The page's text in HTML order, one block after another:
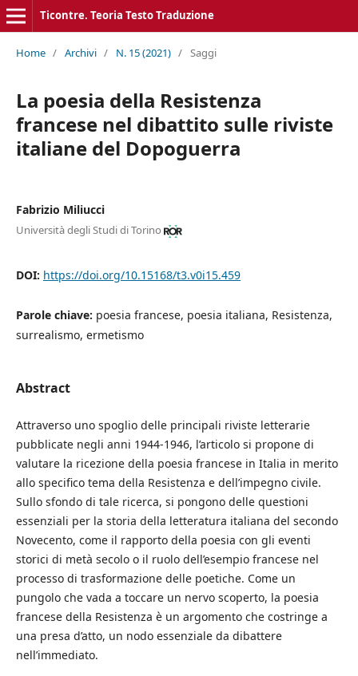
Ticontre. Teoria Testo Traduzione
Home / Archivi / N. 15 (2021) / Saggi
La poesia della Resistenza
francese nel dibattito sulle riviste
italiane del Dopoguerra
Fabrizio Miliucci
Università degli Studi di Torino
DOI: https://doi.org/10.15168/t3.v0i15.459
Parole chiave: poesia francese, poesia italiana, Resistenza,
surrealismo, ermetismo
Abstract
Attraverso uno spoglio delle principali riviste letterarie
pubblicate negli anni 1944-1946, l’articolo si propone di
valutare la ricezione della poesia francese in Italia in merito
allo specifico tema della Resistenza e dell’impegno civile.
Sullo sfondo di tale ricerca, si pongono delle questioni
essenziali per la storia della letteratura italiana del secondo
Novecento, come il rapporto della poesia con gli eventi
storici di metà secolo o il ruolo dell’esempio francese nel
processo di trasformazione delle poetiche. Come un
pungolo che vada a toccare un nervo scoperto, la poesia
francese della Resistenza è un argomento che costringe a
una presa d’atto, un nodo essenziale da dibattere
nell’immediato.